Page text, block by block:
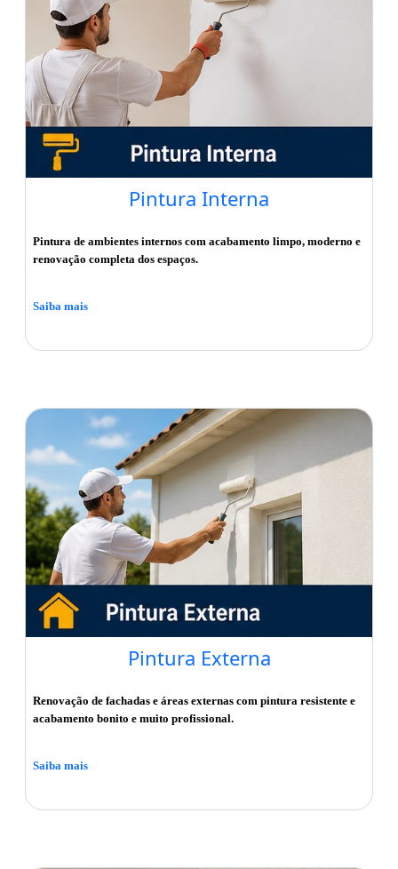
Pintura Interna
Pintura de ambientes internos com acabamento limpo, moderno e
renovação completa dos espaços.
Saiba mais
Pintura Externa
Renovação de fachadas e áreas externas com pintura resistente e
acabamento bonito e muito profissional.
Saiba mais